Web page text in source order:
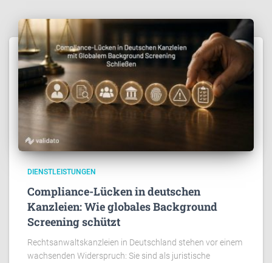
DIENSTLEISTUNGEN
Compliance-Lücken in deutschen
Kanzleien: Wie globales Background
Screening schützt
Rechtsanwaltskanzleien in Deutschland stehen vor einem
wachsenden Widerspruch: Sie sind als juristische